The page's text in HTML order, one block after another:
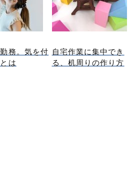
務。気を付
は
自宅作業に集中でき
る、机周りの作り方